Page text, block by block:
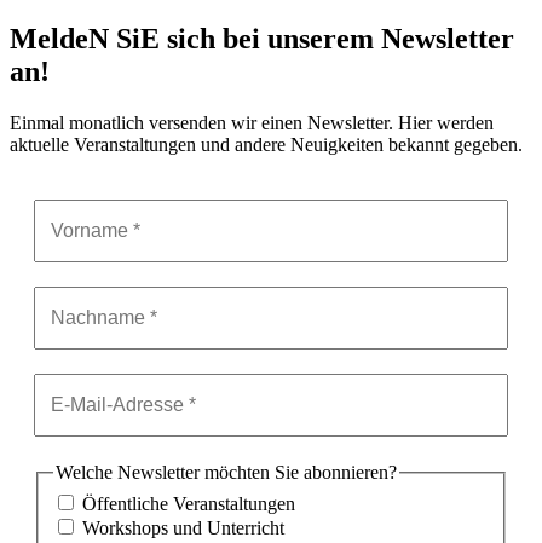
MeldeN SiE sich bei unserem Newsletter
an!
Einmal monatlich versenden wir einen Newsletter. Hier werden
aktuelle Veranstaltungen und andere Neuigkeiten bekannt gegeben.
Welche Newsletter möchten Sie abonnieren?
Öffentliche Veranstaltungen
Workshops und Unterricht